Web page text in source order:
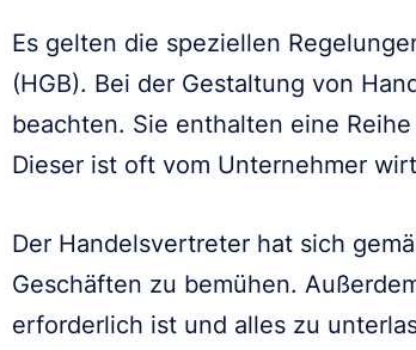
Es gelten die speziellen
(HGB). Bei der Gestaltung von
beachten. Sie enthalten eine
Dieser ist oft vom Unternehmer
Der Handelsvertreter hat sich
Geschäften zu bemühen.
erforderlich ist und alles zu